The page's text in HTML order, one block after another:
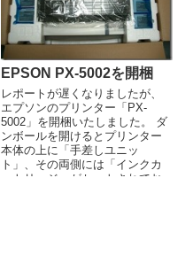
EPSON PX-5002を開梱
レポートが遅くなりましたが、
エプソンのプリンター「PX-
5002」を開梱いたしました。 ダ
ンボールを開けるとプリンター
本体の上に「手差しユニッ
ト」、その両側には「インクカ
ートリッジ」がセットされてお